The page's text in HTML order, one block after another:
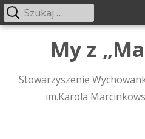
My z
Stowarzyszenie
im.Karola
Menu
główne
Szukaj: